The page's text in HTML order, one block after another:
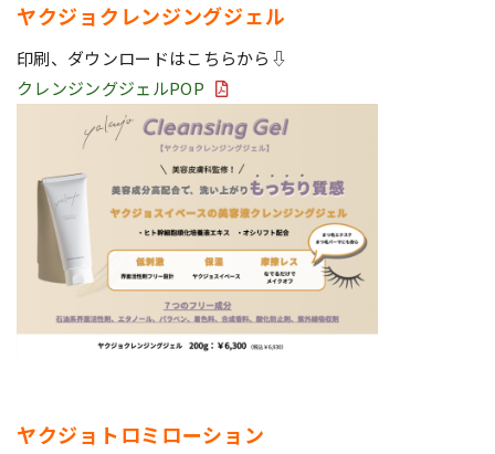
ヤクジョクレンジングジェル
印刷、ダウンロードはこちらから⇩
クレンジングジェルPOP
ヤクジョトロミローション